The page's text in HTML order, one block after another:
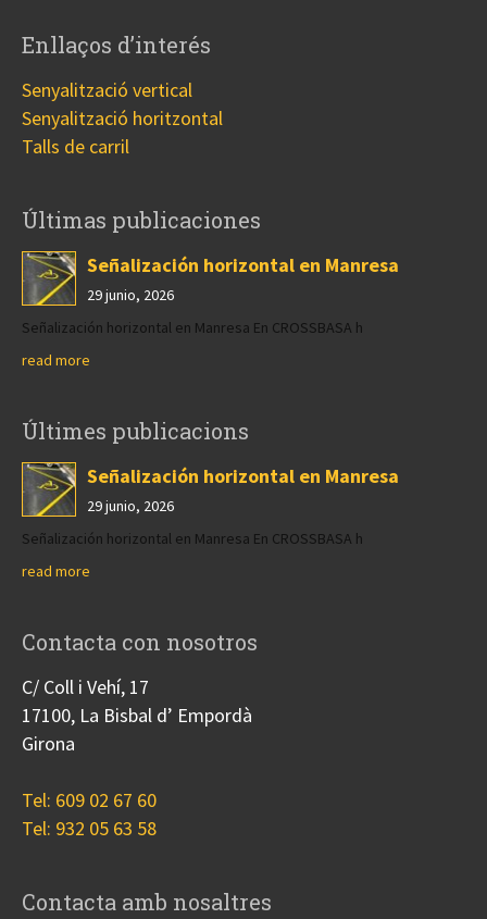
Enllaços d’interés
Senyalització vertical
Senyalització horitzontal
Talls de carril
Últimas publicaciones
Señalización horizontal en Manresa
29 junio, 2026
Señalización horizontal en Manresa En CROSSBASA h
read more
Últimes publicacions
Señalización horizontal en Manresa
29 junio, 2026
Señalización horizontal en Manresa En CROSSBASA h
read more
Contacta con nosotros
C/ Coll i Vehí, 17
17100, La Bisbal d’ Empordà
Girona
Tel: 609 02 67 60
Tel: 932 05 63 58
Contacta amb nosaltres